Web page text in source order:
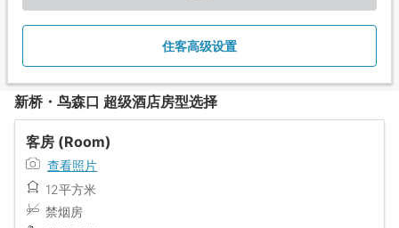
住客高级设置
新桥・鸟森口 超级酒店房型选择
客房 (Room)
查看照片
12平方米
禁烟房